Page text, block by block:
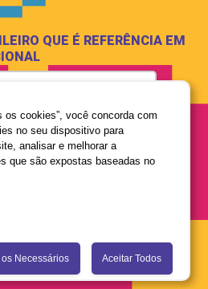
oferecer uma
ao analisar e
anúncios em nossa
de terceiros. Consulte
de Dados do Grupo
Aceitar Cookies
QUE É REFERÊNCIA EM
os cookies”, você concorda com
no seu dispositivo para
analisar e melhorar a
que são expostas baseadas no
os Necessários Aceitar Todos